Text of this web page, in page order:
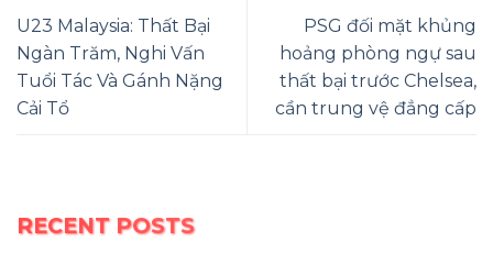
U23 Malaysia: Thất Bại
Ngàn Trăm, Nghi Vấn
Tuổi Tác Và Gánh Nặng
Cải Tổ
PSG đối mặt khủng
hoảng phòng ngự sau
thất bại trước Chelsea,
cần trung vệ đẳng cấp
RECENT POSTS